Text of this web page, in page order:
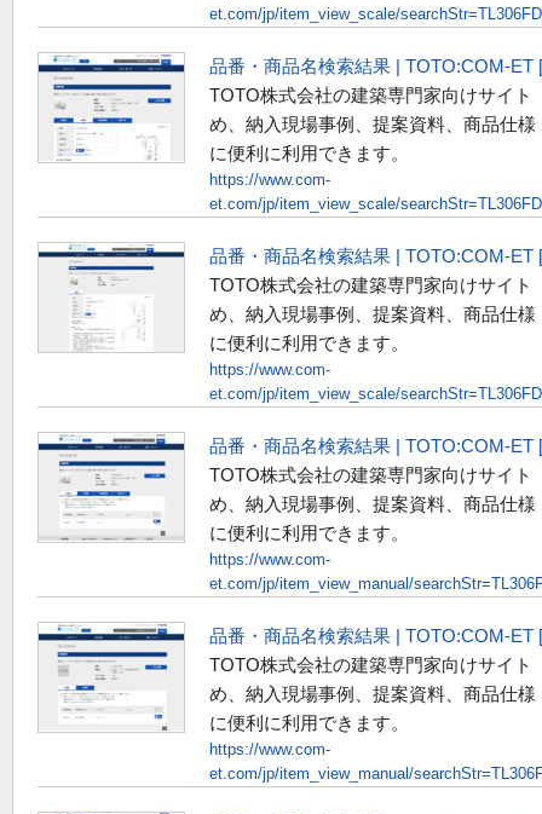
et.com/jp/item_view_scale/
品番・商品名検索結果 | TOTO:COM-
TOTO株式会社の建築専門家向けサイ
め、納入現場事例、提案資料、商品仕
に便利に利用できます。
https://www.com-
et.com/jp/item_view_scale/
品番・商品名検索結果 | TOTO:COM-
TOTO株式会社の建築専門家向けサイ
め、納入現場事例、提案資料、商品仕
に便利に利用できます。
https://www.com-
et.com/jp/item_view_scale/
品番・商品名検索結果 | TOTO:COM-
TOTO株式会社の建築専門家向けサイ
め、納入現場事例、提案資料、商品仕
に便利に利用できます。
https://www.com-
et.com/jp/item_view_manual/
品番・商品名検索結果 | TOTO:COM-
TOTO株式会社の建築専門家向けサイ
め、納入現場事例、提案資料、商品仕
に便利に利用できます。
https://www.com-
et.com/jp/item_view_manual/